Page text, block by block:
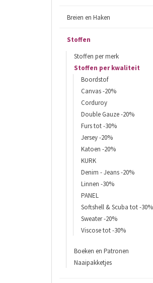
Breien en Haken
Stoffen
Stoffen per merk
Stoffen per kwaliteit
Boordstof
Canvas -20%
Corduroy
Double Gauze -20%
Furs tot -30%
Jersey -20%
Katoen -20%
KURK
Denim - Jeans -20%
Linnen -30%
PANEL
Softshell & Scuba tot -30%
Sweater -20%
Viscose tot -30%
Boeken en Patronen
Naaipakketjes